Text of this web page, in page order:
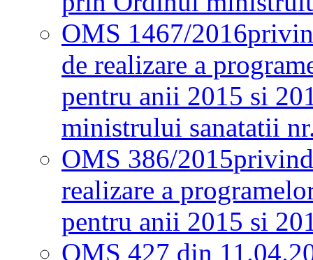
OMS 1467/2016
de realizare a
pentru anii 2015 si
ministrului sanatatii
OMS 386/2015
realizare a
pentru anii 2015 si
OMS 427 din